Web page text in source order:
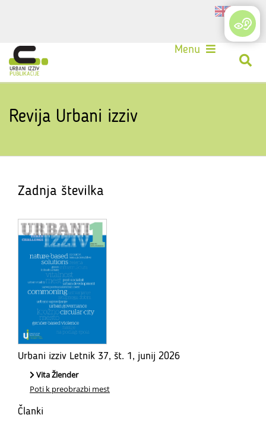
Login
Menu
Revija Urbani izziv
Zadnja številka
Urbani izziv Letnik 37, št. 1, junij 2026
Vita Žlender
Poti k preobrazbi mest
Članki